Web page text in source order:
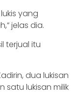
yang
jelas dia.
terjual itu
dua lukisan
satu lukisan milik